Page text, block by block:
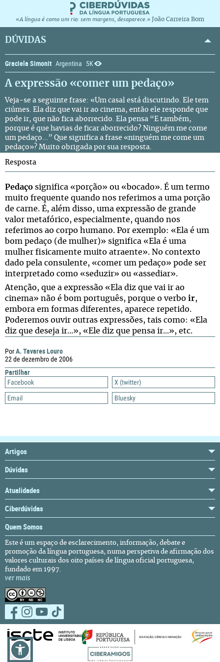
«A língua é como um rio: sem margens, desaparece.» João Carreira Bom
DÚVIDAS
Graciela Simonit Argentina 5K
A expressão «comer um pedaço»
Veja-se a seguinte frase: «Um casal está discutindo. Ele tem
ciúmes. Ela diz que vai ir ao cinema, então ele responde que
pode ir, que não fica aborrecido. Ela pensa “E também,
porque é que havias de ficar aborrecido? Ninguém me come
um pedaço...” Que significa a frase «ninguém me come um
pedaço»? Muito obrigada por sua resposta.
PorA. Tavares Louro
22 de dezembro de 2006
Partilhar
Facebook
X (twitter)
Email
Bluesky
Resposta
Pedaço significa «porção» ou «bocado». É um termo
muito frequente quando nos referimos a uma porção
de carne. É, além disso, uma expressão de grande
valor metafórico, especialmente, quando nos
referimos ao corpo humano. Por exemplo: «Ela é um
bom pedaço (de mulher)» significa «Ela é uma
mulher fisicamente muito atraente». No contexto
dado pela consulente, «comer um pedaço» pode ser
interpretado como «seduzir» ou «assediar».
Atenção, que a expressão «Ela diz que vai ir ao
cinema» não é bom português, porque o verbo ir,
embora em formas diferentes, aparece repetido.
Poderemos ouvir outras expressões, tais como: «Ela
diz que deseja ir...», «Ele diz que pensa ir...», etc.
Artigos
Dúvidas
Atualidades
Ciberdúvidas
Quem Somos
Este é um espaço de esclarecimento, informação, debate e
promoção da língua portuguesa, numa perspetiva de afirmação dos
valores culturais dos oito países de língua oficial portuguesa,
fundado em 1997.
ver mais